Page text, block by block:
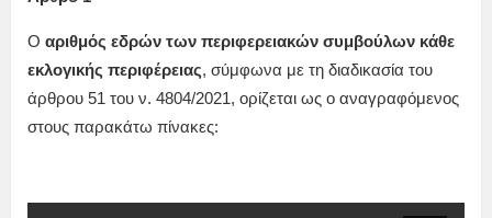
Ο αριθμός εδρών των περιφερειακών συμβούλων κάθε
εκλογικής περιφέρειας, σύμφωνα με τη διαδικασία του
άρθρου 51 του ν. 4804/2021, ορίζεται ως ο αναγραφόμενος
στους παρακάτω πίνακες: